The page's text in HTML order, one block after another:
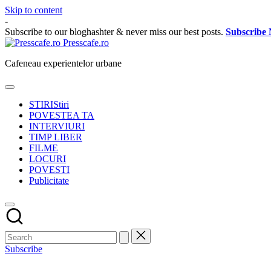
Skip to content
-
Subscribe to our bloghashter & never miss our best posts. Subscribe
Presscafe.ro
Cafeneau experientelor urbane
STIRIStiri
POVESTEA TA
INTERVIURI
TIMP LIBER
FILME
LOCURI
POVESTI
Publicitate
Subscribe